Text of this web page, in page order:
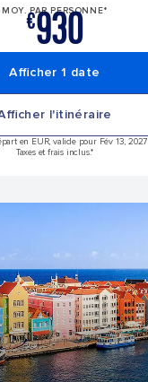
MOY. PAR PERSONNE*
€930
Afficher 1 date
l'itinéraire
en EUR, valide pour Fév 13, 2027
Taxes et frais inclus.*